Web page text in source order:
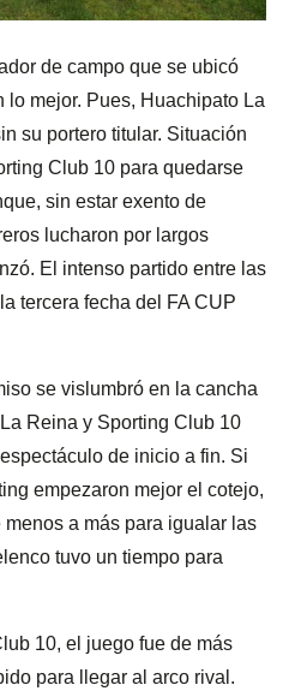
de campo que se ubicó
lo mejor. Pues, Huachipato La
su portero titular. Situación
Club 10 para quedarse
sin estar exento de
lucharon por largos
El intenso partido entre las
tercera fecha del FA CUP
se vislumbró en la cancha
Reina y Sporting Club 10
de inicio a fin. Si
empezaron mejor el cotejo,
a más para igualar las
tuvo un tiempo para
10, el juego fue de más
para llegar al arco rival.